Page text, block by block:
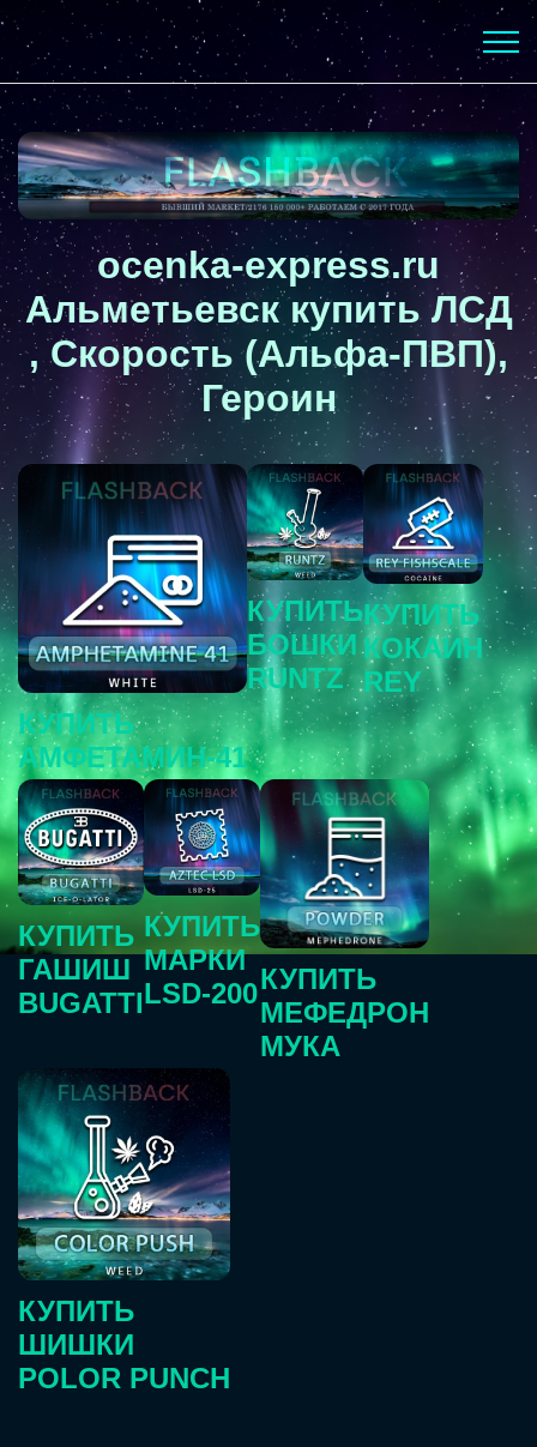
ocenka-express.ru
Альметьевск купить ЛСД
, Скорость (Альфа-ПВП),
Героин
КУПИТЬ
АМФЕТАМИН-41
КУПИТЬ
БОШКИ
RUNTZ
КУПИТЬ
КОКАИН
REY
КУПИТЬ
ГАШИШ
BUGATTI
КУПИТЬ
МАРКИ
LSD-200КУПИТЬ
МЕФЕДРОН
МУКА
КУПИТЬ
ШИШКИ
POLOR PUNCH